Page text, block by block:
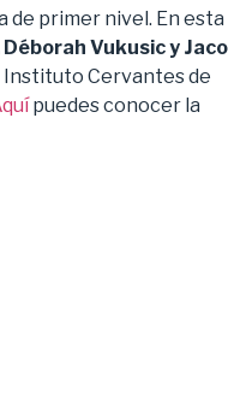
primer nivel. En esta
Déborah Vukusic y
Instituto Cervantes de
puedes conocer la